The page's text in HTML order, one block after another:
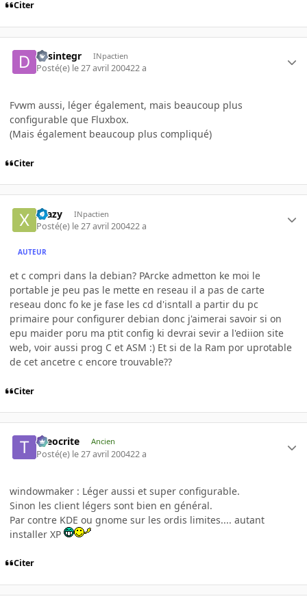
Citer
desintegr INpactien
Posté(e) le 27 avril 200422 a
Fvwm aussi, léger également, mais beaucoup plus
configurable que Fluxbox.
(Mais également beaucoup plus compliqué)
Citer
Xtazy INpactien
Posté(e) le 27 avril 200422 a
AUTEUR
et c compri dans la debian? PArcke admetton ke moi le
portable je peu pas le mette en reseau il a pas de carte
reseau donc fo ke je fase les cd d'isntall a partir du pc
primaire pour configurer debian donc j'aimerai savoir si on
epu maider poru ma ptit config ki devrai sevir a l'ediion site
web, voir aussi prog C et ASM :) Et si de la Ram por uprotable
de cet ancetre c encore trouvable??
Citer
theocrite Ancien
Posté(e) le 27 avril 200422 a
windowmaker : Léger aussi et super configurable.
Sinon les client légers sont bien en général.
Par contre KDE ou gnome sur les ordis limites.... autant
installer XP
Citer